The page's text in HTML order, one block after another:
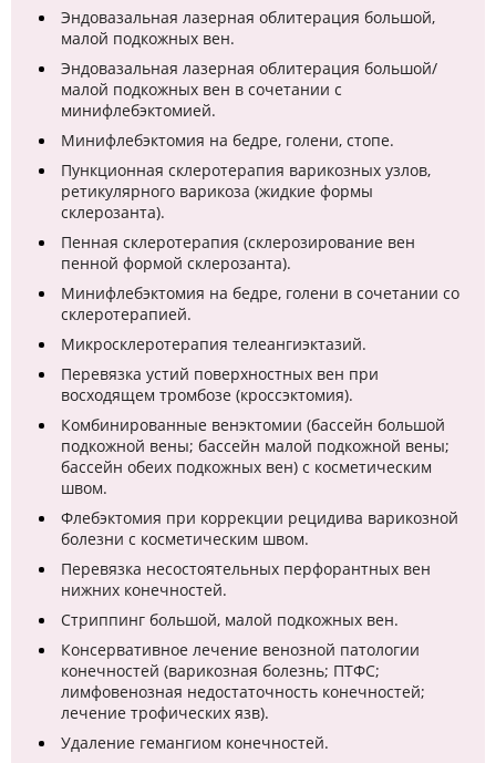
Эндовазальная лазерная облитерация большой,
малой подкожных вен.
Эндовазальная лазерная облитерация большой/
малой подкожных вен в сочетании с
минифлебэктомией.
Минифлебэктомия на бедре, голени, стопе.
Пункционная склеротерапия варикозных узлов,
ретикулярного варикоза (жидкие формы
склерозанта).
Пенная склеротерапия (склерозирование вен
пенной формой склерозанта).
Минифлебэктомия на бедре, голени в сочетании со
склеротерапией.
Микросклеротерапия телеангиэктазий.
Перевязка устий поверхностных вен при
восходящем тромбозе (кроссэктомия).
Комбинированные венэктомии (бассейн большой
подкожной вены; бассейн малой подкожной вены;
бассейн обеих подкожных вен) с косметическим
швом.
Флебэктомия при коррекции рецидива варикозной
болезни с косметическим швом.
Перевязка несостоятельных перфорантных вен
нижних конечностей.
Стриппинг большой, малой подкожных вен.
Консервативное лечение венозной патологии
конечностей (варикозная болезнь; ПТФС;
лимфовенозная недостаточность конечностей;
лечение трофических язв).
Удаление гемангиом конечностей.